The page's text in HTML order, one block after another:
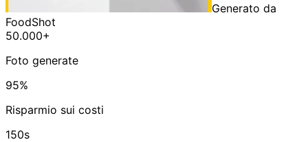
Generato da
FoodShot
50.000+
Foto generate
95%
Risparmio sui costi
150s